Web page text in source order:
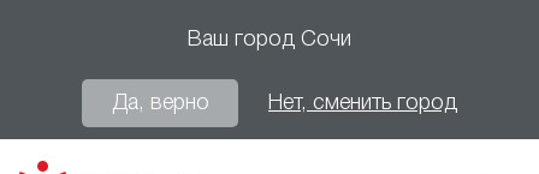
Ваш город Сочи
Да, верно Нет, сменить город